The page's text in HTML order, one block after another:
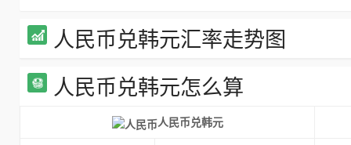
人民币兑韩元汇率走势图
人民币兑韩元怎么算
人民币兑韩元